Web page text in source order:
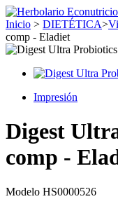
Inicio > DIETÉTICA>
comp - Eladiet
Impresión
Digest
comp -
Modelo HS0000526